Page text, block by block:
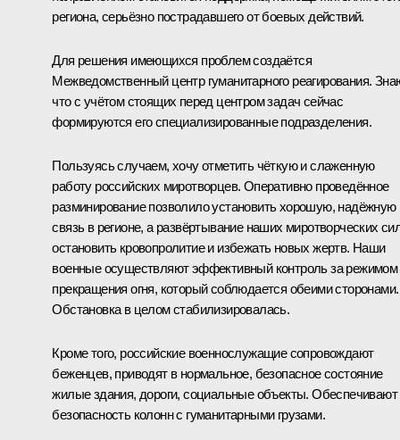
региона, серьёзно пострадавшего от боевых действий.
Для решения имеющихся проблем создаётся
Межведомственный центр гуманитарного реагирования.
что с учётом стоящих перед центром задач сейчас
формируются его специализированные подразделения.
Пользуясь случаем, хочу отметить чёткую и слаженную
работу российских миротворцев. Оперативно проведённое
разминирование позволило установить хорошую, надёжную
связь в регионе, а развёртывание наших миротворческих
остановить кровопролитие и избежать новых жертв. Наши
военные осуществляют эффективный контроль за режимом
прекращения огня, который соблюдается обеими сторонами.
Обстановка в целом стабилизировалась.
Кроме того, российские военнослужащие сопровождают
беженцев, приводят в нормальное, безопасное состояние
жилые здания, дороги, социальные объекты. Обеспечивают
безопасность колонн с гуманитарными грузами.